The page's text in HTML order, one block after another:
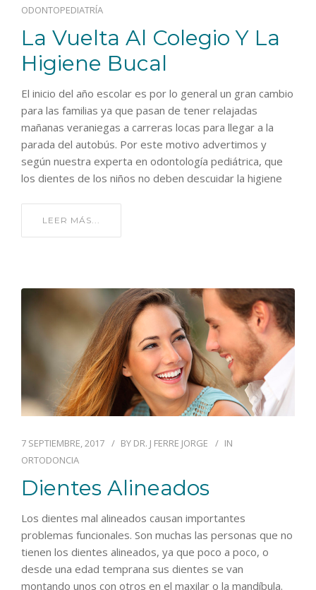
ODONTOPEDIATRÍA
La Vuelta Al Colegio Y La
Higiene Bucal
El inicio del año escolar es por lo general un gran cambio
para las familias ya que pasan de tener relajadas
mañanas veraniegas a carreras locas para llegar a la
parada del autobús. Por este motivo advertimos y
según nuestra experta en odontología pediátrica, que
los dientes de los niños no deben descuidar la higiene
LEER MÁS...
7 SEPTIEMBRE, 2017 BY DR. J FERRE JORGE
IN
ORTODONCIA
Dientes Alineados
Los dientes mal alineados causan importantes
problemas funcionales. Son muchas las personas que no
tienen los dientes alineados, ya que poco a poco, o
desde una edad temprana sus dientes se van
montando unos con otros en el maxilar o la mandíbula.